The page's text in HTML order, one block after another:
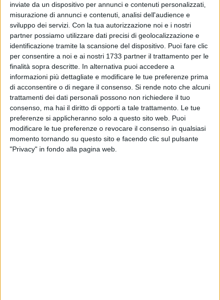
inviate da un dispositivo per annunci e contenuti personalizzati,
misurazione di annunci e contenuti, analisi dell'audience e
sviluppo dei servizi. Con la tua autorizzazione noi e i nostri
partner possiamo utilizzare dati precisi di geolocalizzazione e
identificazione tramite la scansione del dispositivo. Puoi fare clic
per consentire a noi e ai nostri 1733 partner il trattamento per le
finalità sopra descritte. In alternativa puoi accedere a
informazioni più dettagliate e modificare le tue preferenze prima
di acconsentire o di negare il consenso. Si rende noto che alcuni
trattamenti dei dati personali possono non richiedere il tuo
consenso, ma hai il diritto di opporti a tale trattamento. Le tue
preferenze si applicheranno solo a questo sito web. Puoi
modificare le tue preferenze o revocare il consenso in qualsiasi
momento tornando su questo sito e facendo clic sul pulsante
"Privacy" in fondo alla pagina web.
27
Francesco Leone, 45 anni, di Corato, non dà più sue notizie
da lunedì 5 giugno.
Il padre ne ha denunciato la scomparsa ai carabinieri l'8
giugno e da allora le ricerche sono state estese, oltre che nel
territorio delle città confinanti, anche a livello nazionale.
Leone è alto all'incirca un metro e 75 centrimetri, magro con
capelli grigi folti.